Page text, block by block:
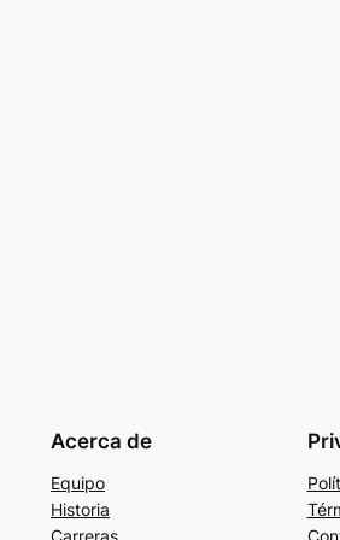
Acerca de
Equipo
Historia